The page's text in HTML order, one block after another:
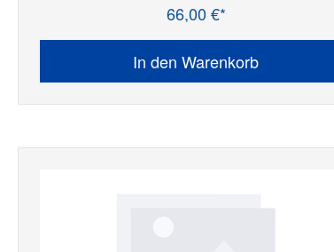
66,00 €*
In den Warenkorb